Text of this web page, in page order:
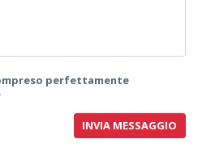
perfettamente
INVIA MESSAGGIO